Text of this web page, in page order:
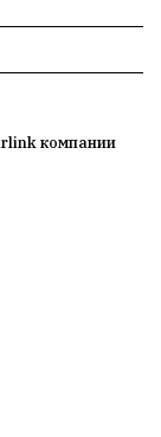
компании